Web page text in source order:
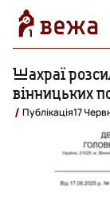
Шахраї
вінницьких
Публікація17